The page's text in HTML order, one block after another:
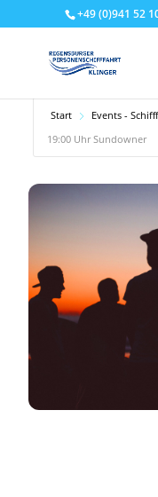
+49 (0)941 52
Start Events -
19:00 Uhr Sundowner